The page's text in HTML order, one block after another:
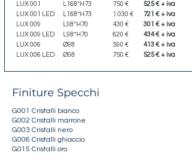
LUX 001
LUX 001 LED
LUX 009
LUX 009 LED
LUX 006
LUX 006 LED
L168*H73
L168*H73
L98*H70
L98*H70
Ø98
Ø98
750 €
1.030 €
430 €
620 €
590 €
750 €
525 € + iva
721 € + iva
301 € + iva
434 € + iva
413 € + iva
525 € + iva
Finiture Specchi
G001 Cristalli bianco
G002 Cristalli marrone
G003 Cristalli nero
G006 Cristalli ghiaccio
G015 Cristalli oro